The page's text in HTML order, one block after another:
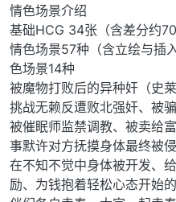
情色场景介绍
基础HCG 34张（含差分约
情色场景57种（含立绘与插
色场景14种
被魔物打败后的异种奸（史
挑战无赖反遭败北强奸、被
被催眠师监禁调教、被卖给
事默许对方抚摸身体最终被
在不知不觉中身体被开发、
励、为钱抱着轻松心态开始